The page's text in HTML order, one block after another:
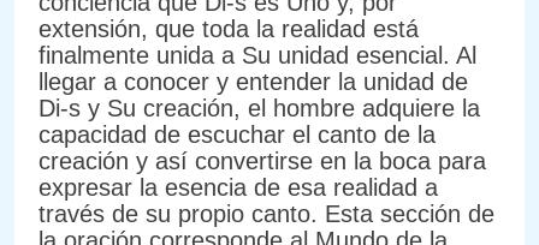
extensión, que toda la realidad está
finalmente unida a Su unidad esencial. Al
llegar a conocer y entender la unidad de
Di-s y Su creación, el hombre adquiere la
capacidad de escuchar el canto de la
creación y así convertirse en la boca para
expresar la esencia de esa realidad a
través de su propio canto. Esta sección de